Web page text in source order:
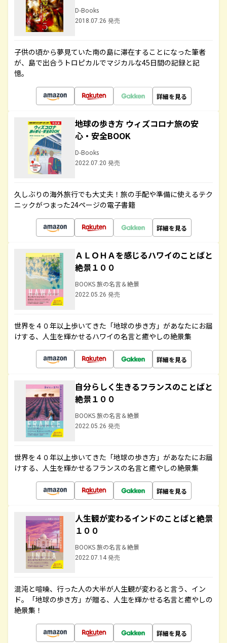
D-Books
2018.07.26 発売
子供の頃から夢見ていた南の島に滞在することになった筆者
が、島で出合うトロピカルでマジカルな45日間の記録と記
憶。
詳細を見る
地球の歩き方 ウィズコロナ旅の安
心・安全BOOK
D-Books
2022.07.20 発売
久しぶりの海外旅行でも大丈夫！旅の手配や準備に使えるテク
ニックがつまった24ページの電子書籍
詳細を見る
ＡＬＯＨＡを感じるハワイのことばと
絶景１００
BOOKS 旅の名言＆絶景
2022.05.26 発売
世界を４０年以上歩いてきた「地球の歩き方」があなたにお届
けする、人生を輝かせるハワイの名言と癒やしの絶景集
詳細を見る
自分らしく生きるフランスのことばと
絶景１００
BOOKS 旅の名言＆絶景
2022.05.26 発売
世界を４０年以上歩いてきた「地球の歩き方」があなたにお届
けする、人生を輝かせるフランスの名言と癒やしの絶景集
詳細を見る
人生観が変わるインドのことばと絶景
１００
BOOKS 旅の名言＆絶景
2022.07.14 発売
混沌と喧噪、行った人の大半が人生観が変わると言う、イン
ド。「地球の歩き方」が贈る、人生を輝かせる名言と癒やしの
絶景集！
詳細を見る